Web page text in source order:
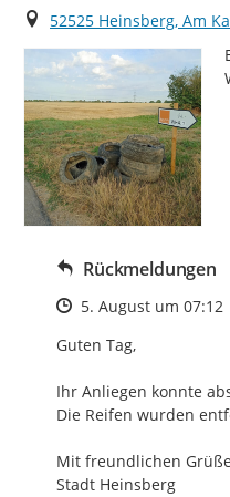
Ort
52525 Heinsberg, Am
Rückmeldungen
Zeitpunkt des
5. August um 07:12
Guten Tag,
Ihr Anliegen konnte
Die Reifen wurden
Mit freundlichen
Stadt Heinsberg